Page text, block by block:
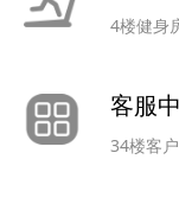
4楼健身
客服
34楼客